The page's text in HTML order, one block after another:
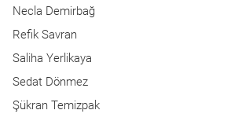
Necla Demirbağ
Refik Savran
Saliha Yerlikaya
Sedat Dönmez
Şükran Temizpak